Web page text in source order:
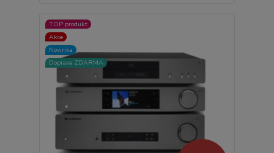
TOP produkt
Akce
Novinka
Doprava ZDARMA